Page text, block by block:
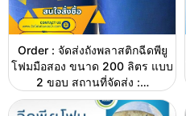
Order : จัดส่งถังพลาสติกฉีดพียู
โฟมมือสอง ขนาด 200 ลิตร แบบ
2 ขอบ สถานที่จัดส่ง :…